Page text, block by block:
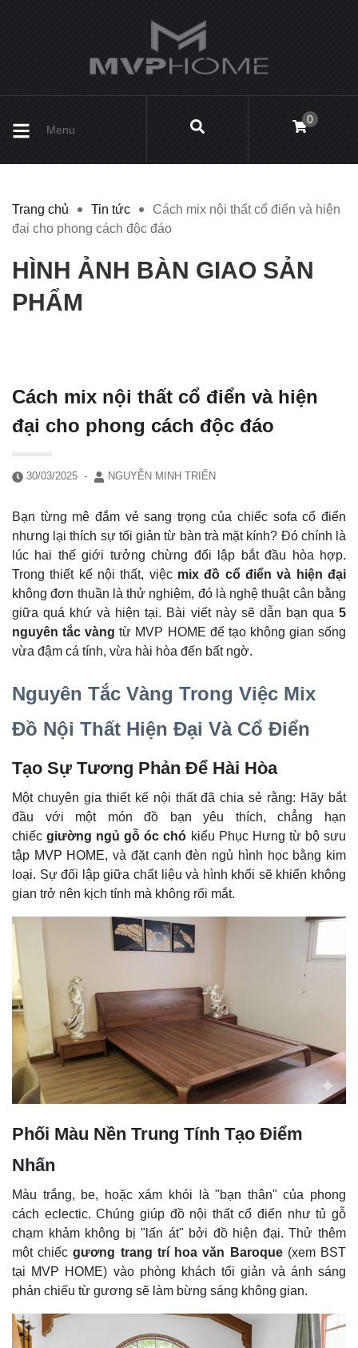
Menu
0
Trang chủ Tin tức
Cách mix nội thất cổ điển và hiện
đại cho phong cách độc đáo
HÌNH ẢNH BÀN GIAO SẢN
PHẨM
Cách mix nội thất cổ điển và hiện
đại cho phong cách độc đáo
30/03/2025 - NGUYỄN MINH TRIỂN
Bạn từng mê đắm vẻ sang trọng của chiếc sofa cổ điển
nhưng lại thích sự tối giản từ bàn trà mặt kính? Đó chính là
lúc hai thế giới tưởng chừng đối lập bắt đầu hòa hợp.
Trong thiết kế nội thất, việc mix đồ cổ điển và hiện đại
không đơn thuần là thử nghiệm, đó là nghệ thuật cân bằng
giữa quá khứ và hiện tại. Bài viết này sẽ dẫn bạn qua 5
nguyên tắc vàng từ MVP HOME để tạo không gian sống
vừa đậm cá tính, vừa hài hòa đến bất ngờ.
Nguyên Tắc Vàng Trong Việc Mix
Đồ Nội Thất Hiện Đại Và Cổ Điển
Tạo Sự Tương Phản Để Hài Hòa
Một chuyên gia thiết kế nội thất đã chia sẻ rằng: Hãy bắt
đầu với một món đồ bạn yêu thích, chẳng hạn
chiếcgiường ngủ gỗ óc chó kiểu Phục Hưng từ bộ sưu
tập MVP HOME, và đặt cạnh đèn ngủ hình học bằng kim
loại. Sự đối lập giữa chất liệu và hình khối sẽ khiến không
gian trở nên kịch tính mà không rối mắt.
Phối Màu Nền Trung Tính Tạo Điểm
Nhấn
Màu trắng, be, hoặc xám khói là "bạn thân" của phong
cách eclectic. Chúng giúp đồ nội thất cổ điển như tủ gỗ
chạm khảm không bị "lấn át" bởi đồ hiện đại. Thử thêm
một chiếcgương trang trí hoa văn Baroque(xem BST
tại MVP HOME) vào phòng khách tối giản và ánh sáng
phản chiếu từ gương sẽ làm bừng sáng không gian.